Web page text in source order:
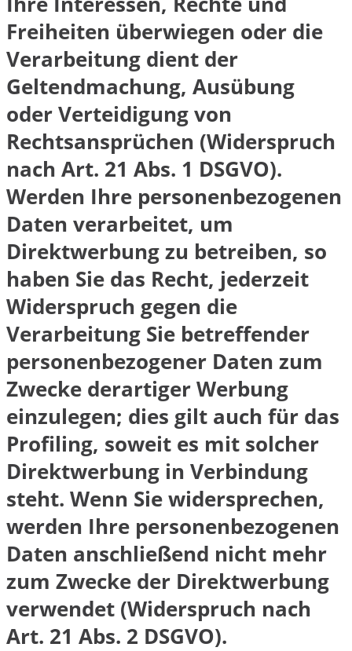
Freiheiten überwiegen oder die
Verarbeitung dient der
Geltendmachung, Ausübung
oder Verteidigung von
Rechtsansprüchen (Widerspruch
nach Art. 21 Abs. 1 DSGVO).
Werden Ihre personenbezogenen
Daten verarbeitet, um
Direktwerbung zu betreiben, so
haben Sie das Recht, jederzeit
Widerspruch gegen die
Verarbeitung Sie betreffender
personenbezogener Daten zum
Zwecke derartiger Werbung
einzulegen; dies gilt auch für das
Profiling, soweit es mit solcher
Direktwerbung in Verbindung
steht. Wenn Sie widersprechen,
werden Ihre personenbezogenen
Daten anschließend nicht mehr
zum Zwecke der Direktwerbung
verwendet (Widerspruch nach
Art. 21 Abs. 2 DSGVO).